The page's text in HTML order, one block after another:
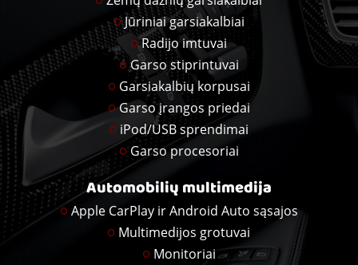
Jūriniai garsiakalbiai
Radijo imtuvai
Garso stiprintuvai
Garsiakalbių korpusai
Garso įrangos priedai
iPod/USB sprendimai
Garso procesoriai
Automobilių multimedija
Apple CarPlay ir Android Auto sąsajos
Multimedijos grotuvai
Monitoriai